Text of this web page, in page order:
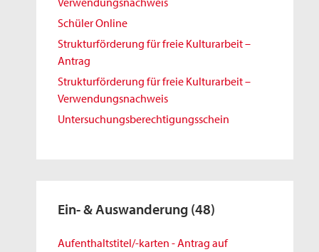
Schüler Online
Strukturförderung für freie Kulturarbeit –
Antrag
Strukturförderung für freie Kulturarbeit –
Verwendungsnachweis
Untersuchungsberechtigungsschein
Ein- & Auswanderung (48)
Aufenthaltstitel/-karten - Antrag auf